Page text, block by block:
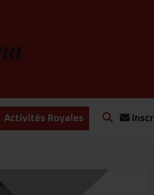
Activités Royales